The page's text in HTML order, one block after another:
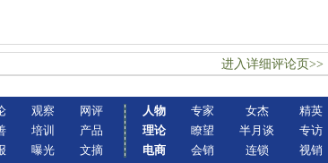
进入详细评论页>>
观察
培训
曝光
网评
产品
文摘
人物
理论
电商
专家
瞭望
会销
女杰
半月谈
连锁
精英
专访
视销